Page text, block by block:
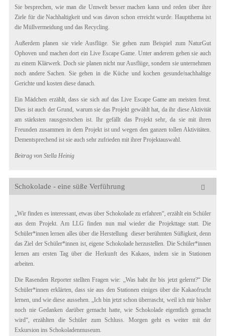
Sie besprechen, wie man die Umwelt besser machen kann und reden über ihre
Ziele für die Nachhaltigkeit und was davon schon erreicht wurde. Hauptthema ist
die Müllvermeidung und das Recycling.
Außerdem planen sie viele Ausflüge. Sie gehen zum Beispiel zum NaturGut
Ophoven und machen dort ein Live Escape Game. Unter anderem gehen sie auch
zu einem Klärwerk. Doch sie planen nicht nur Ausflüge, sondern sie unternehmen
noch andere Sachen. Sie gehen in die Küche und kochen gesunde/nachhaltige
Gerichte und kosten diese danach.
Ein Mädchen erzählt, dass sie sich auf das Live Escape Game am meisten freut.
Dies ist auch der Grund, warum sie das Projekt gewählt hat, da ihr diese Aktivität
am stärksten rausgestochen ist. Ihr gefällt das Projekt sehr, da sie mit ihren
Freunden zusammen in dem Projekt ist und wegen den ganzen tollen Aktivitäten.
Dementsprechend ist sie auch sehr zufrieden mit ihrer Projektauswahl.
Beitrag von Stella Heinig
Schokolade - eine süße Verführung
„Wir finden es interessant, etwas über Schokolade zu erfahren“, erzählt ein Schüler
aus dem Projekt. Am LLG finden nun mal wieder die Projekttage statt. Die
Schüler*innen lernen alles über die Herstellung dieser berühmten Süßigkeit, denn
das Ziel der Schüler*innen ist, eigene Schokolade herzustellen. Die Schüler*innen
lernen am ersten Tag über die Herkunft des Kakaos, indem sie in Stationen
arbeiten.
Die Rasenden Reporter stellten Fragen wie: „Was habt ihr bis jetzt gelernt?“ Die
Schüler*innen erklärten, dass sie aus den Stationen einiges über die Kakaofrucht
lernen, und wie diese aussehen. „Ich bin jetzt schon überrascht, weil ich mir bisher
noch nie Gedanken darüber gemacht hatte, wie Schokolade eigentlich gemacht
wird“, erzählten die Schüler zum Schluss. Morgen geht es weiter mit der
Exkursion ins Schokoladenmuseum.